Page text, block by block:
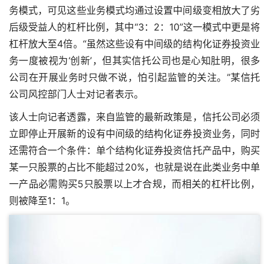
务模式，可见这些业务模式均通过设置中间级变相放大了劣
后级受益人的杠杆比例，其中“3：2：10”这一模式中更是将
杠杆放大至4倍。“虽然这些设有中间级的结构化证券投资业
务一度被视为‘创新’，但其实信托公司也是心知肚明，很多
公司在开展业务时只做不说，怕引起监管的关注。”某信托
公司风控部门人士对记者表示。
该人士向记者透露，来自监管的最新政策是，信托公司必须
立即停止开展新的设有中间级的结构化证券投资业务，同时
还需符合一个条件：单个结构化证券投资信托产品中，购买
某一只股票的占比不能超过20%，也就是说在此类业务中单
一产品必需购买5只股票以上才合规，而相关的杠杆比例，
则被降至1：1。